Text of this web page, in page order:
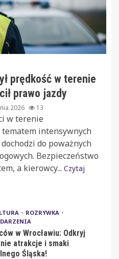
prędkość w terenie
prawo jazdy
2026 13
w terenie
tematem intensywnych
do poważnych
Bezpieczeństwo
a kierowcy... Czytaj
ROZRYWKA
w Wrocławiu: Odkryj
atrakcje i smaki
Śląska!